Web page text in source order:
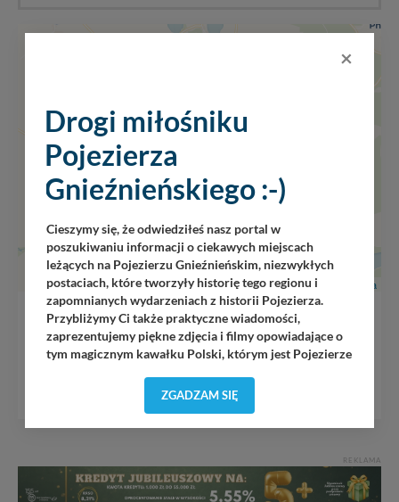
Leaflet Wikimedia
Barokowy skarb w Gąsawie
REKLAMA
×
Drogi miłośniku
Pojezierza
Gnieźnieńskiego :-)
Cieszymy się, że odwiedziłeś nasz portal w
poszukiwaniu informacji o ciekawych miejscach
leżących na Pojezierzu Gnieźnieńskim, niezwykłych
postaciach, które tworzyły historię tego regionu i
zapomnianych wydarzeniach z historii Pojezierza.
Przybliżymy Ci także praktyczne wiadomości,
zaprezentujemy piękne zdjęcia i filmy opowiadające o
tym magicznym kawałku Polski, którym jest Pojezierze
Pojezierze Gnieźnieńskie odkrywać dla Ciebie na
składający się z pasjonatów, miłośników, czy wręcz
dnia wędruje po Pojezierzu Gnieźnieńskim, by rozwijać
portal, poprzez jego rozbudowę oraz dostarczanie
nowych treści i zdjęć.
ZGADZAM SIĘ